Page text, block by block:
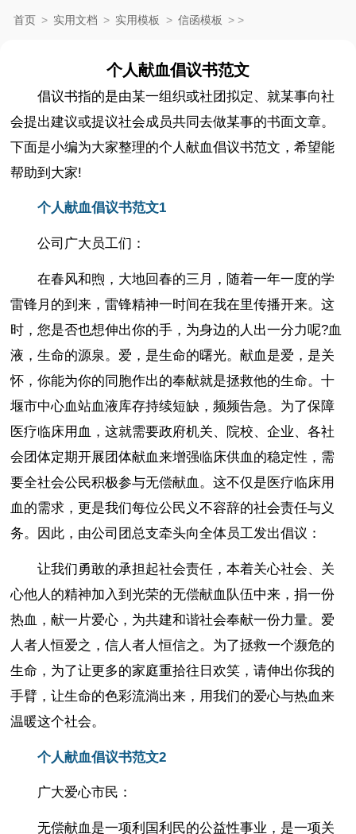
首页 > 实用文档 > 实用模板 > 信函模板 > >
个人献血倡议书范文
倡议书指的是由某一组织或社团拟定、就某事向社
会提出建议或提议社会成员共同去做某事的书面文章。
下面是小编为大家整理的个人献血倡议书范文，希望能
帮助到大家!
个人献血倡议书范文1
公司广大员工们：
在春风和煦，大地回春的三月，随着一年一度的学
雷锋月的到来，雷锋精神一时间在我在里传播开来。这
时，您是否也想伸出你的手，为身边的人出一分力呢?血
液，生命的源泉。爱，是生命的曙光。献血是爱，是关
怀，你能为你的同胞作出的奉献就是拯救他的生命。十
堰市中心血站血液库存持续短缺，频频告急。为了保障
医疗临床用血，这就需要政府机关、院校、企业、各社
会团体定期开展团体献血来增强临床供血的稳定性，需
要全社会公民积极参与无偿献血。这不仅是医疗临床用
血的需求，更是我们每位公民义不容辞的社会责任与义
务。因此，由公司团总支牵头向全体员工发出倡议：
让我们勇敢的承担起社会责任，本着关心社会、关
心他人的精神加入到光荣的无偿献血队伍中来，捐一份
热血，献一片爱心，为共建和谐社会奉献一份力量。爱
人者人恒爱之，信人者人恒信之。为了拯救一个濒危的
生命，为了让更多的家庭重拾往日欢笑，请伸出你我的
手臂，让生命的色彩流淌出来，用我们的爱心与热血来
温暖这个社会。
个人献血倡议书范文2
广大爱心市民：
无偿献血是一项利国利民的公益性事业，是一项关